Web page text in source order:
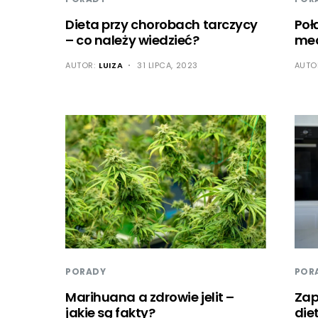
Dieta przy chorobach tarczycy
– co należy wiedzieć?
AUTOR: LUIZA 31 LIPCA, 2023
PORADY
Marihuana a zdrowie jelit –
jakie są fakty?